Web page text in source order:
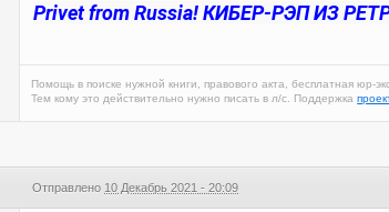
Privet from Russia! КИБЕР-РЭП ИЗ
Помощь в поиске нужной книги, правового акта, бесплатная юр-
Тем кому это действительно нужно писать в л/с. Поддержка
Отправлено 10 Декабрь 2021 - 20:09